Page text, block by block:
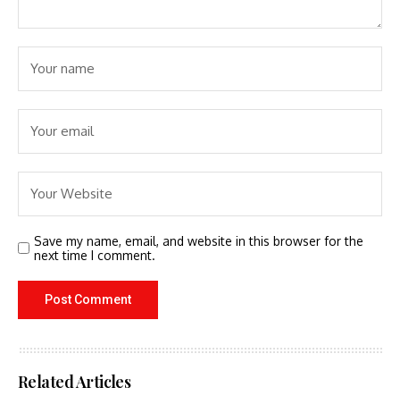
Save my name, email, and website in this browser for the
next time I comment.
Related Articles